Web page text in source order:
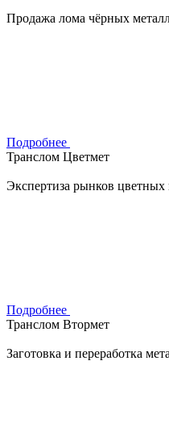
Продажа лома чёрных
Подробнее
Транслом Цветмет
Экспертиза рынков цветных
Подробнее
Транслом Втормет
Заготовка и переработка